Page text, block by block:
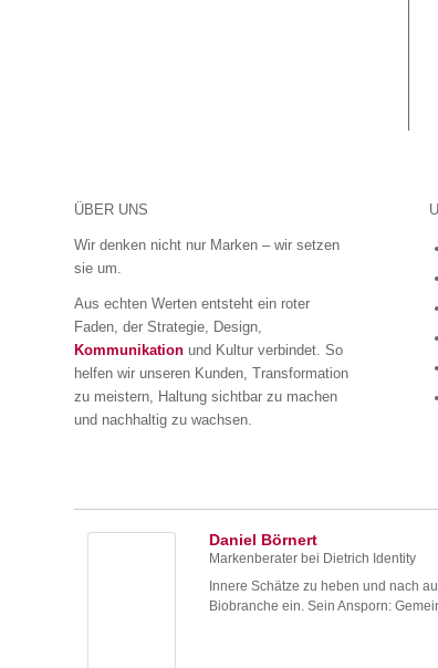
ÜBER UNS
Wir denken nicht nur Marken – wir setzen
sie um.
Aus echten Werten entsteht ein roter
Faden, der Strategie, Design,
Kommunikation und Kultur verbindet. So
helfen wir unseren Kunden, Transformation
zu meistern, Haltung sichtbar zu machen
und nachhaltig zu wachsen.
Daniel Börnert
Markenberater bei Dietrich Identity
Innere Schätze zu heben und nach
Biobranche ein. Sein Ansporn: